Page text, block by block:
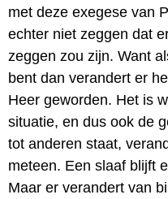
met deze exegese van
echter niet zeggen dat
zeggen zou zijn. Want
bent dan verandert er
Heer geworden. Het is
situatie, en dus ook de
tot anderen staat,
meteen. Een slaaf blijft
Maar er verandert van